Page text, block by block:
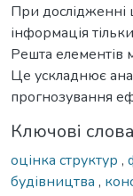
При дослідженні
інформація
Решта елементів
Це ускладнює
прогнозування
Ключові слова
оцінка структур ,
будівництва ,